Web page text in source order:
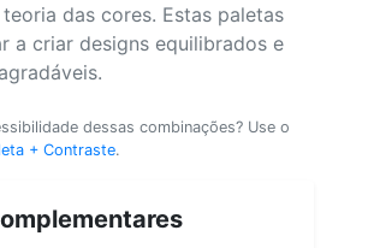
das cores. Estas paletas
a criar designs equilibrados e
dessas combinações? Use o
+ Contraste.